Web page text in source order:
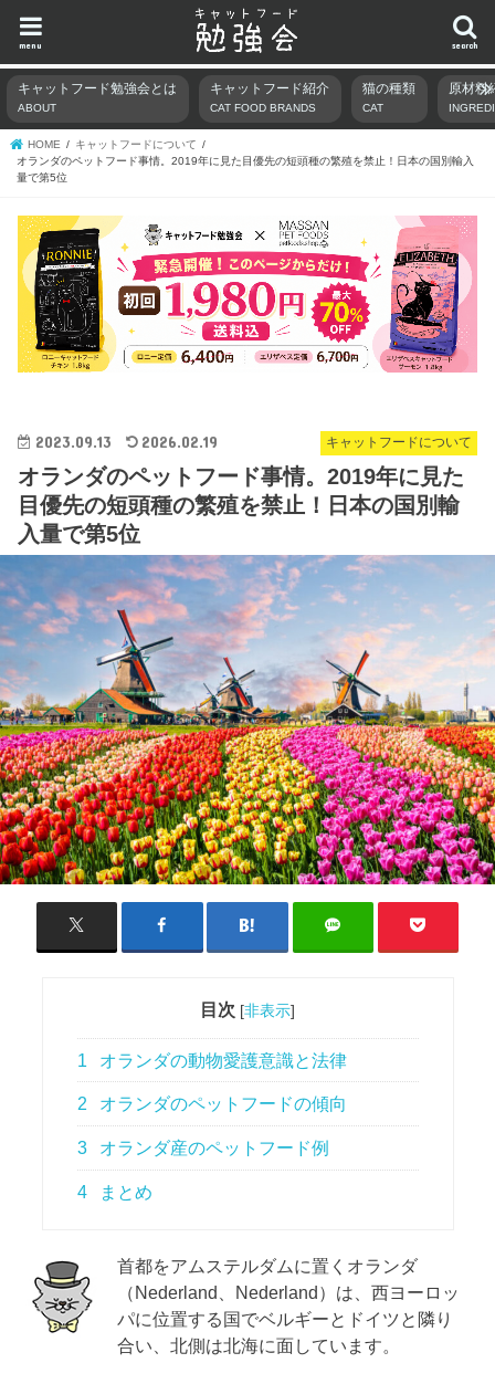
search
menu
キャットフード勉強会とは
ABOUT
キャットフード紹介
CAT FOOD BRANDS
猫の種類
CAT
原材料
HOME
キャットフードについて
オランダのペットフード事情。2019年に見た目優先の短頭種の繁殖を禁止！日本の国別輸入
量で第5位
キャットフードについて
2023.09.13 2026.02.19
オランダのペットフード事情。2019年に見た
目優先の短頭種の繁殖を禁止！日本の国別輸
入量で第5位
目次 [非表示]
1 オランダの動物愛護意識と法律
2 オランダのペットフードの傾向
3 オランダ産のペットフード例
4 まとめ
首都をアムステルダムに置くオランダ
（Nederland、Nederland）は、西ヨーロッ
パに位置する国でベルギーとドイツと隣り
合い、北側は北海に面しています。